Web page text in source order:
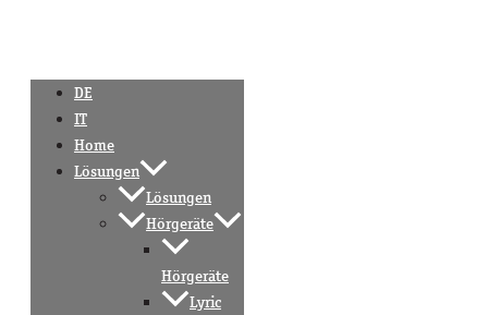
DE
IT
Home
Lösungen
Lösungen
Hörgeräte
Hörgeräte
Lyric